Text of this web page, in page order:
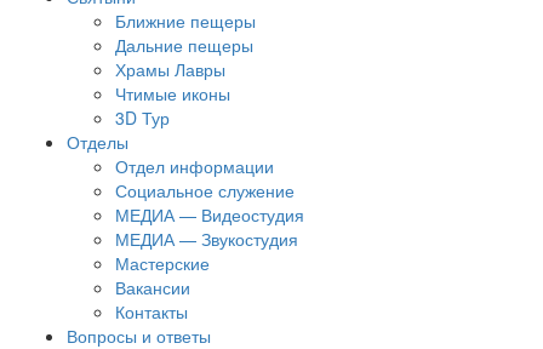
Ближние пещеры
Дальние пещеры
Храмы Лавры
Чтимые иконы
3D Тур
Отделы
Отдел информации
Социальное служение
МЕДИА — Видеостудия
МЕДИА — Звукостудия
Мастерские
Вакансии
Контакты
Вопросы и ответы